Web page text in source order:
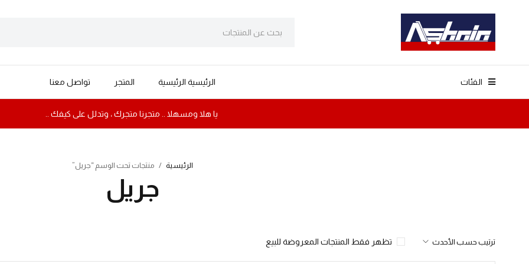
الفئات الرئيسية الرئيسية المتجر تواصل معنا
يا هلا ومسهلا .. متجرنا متجرك ، وتدلل على كيفك ..
الرئيسية / منتجات تحت الوسم “جريل”
جريل
ترتيب حسب الأحدث تظهر فقط المنتجات المعروضة للبيع